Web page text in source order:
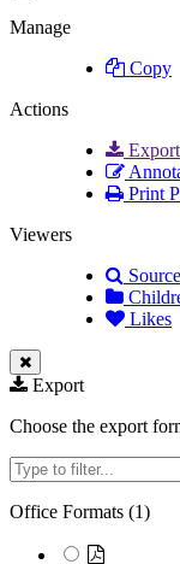
Manage
Copy
Actions
Export
Print
Viewers
Source
Likes
Export
Choose the export
Filter
Office Formats (1)